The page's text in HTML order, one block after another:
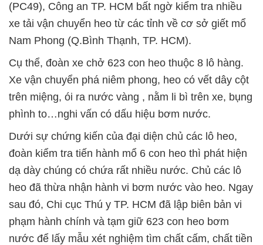
(PC49), Công an TP. HCM bất ngờ kiểm tra nhiều
xe tải vận chuyển heo từ các tỉnh về cơ sở giết mổ
Nam Phong (Q.Bình Thạnh, TP. HCM).
Cụ thể, đoàn xe chở 623 con heo thuộc 8 lô hàng.
Xe vận chuyển phá niêm phong, heo có vết dây cột
trên miệng, ói ra nước vàng , nằm li bì trên xe, bụng
phình to…nghi vấn có dấu hiệu bơm nước.
Dưới sự chứng kiến của đại diện chủ các lô heo,
đoàn kiểm tra tiến hành mổ 6 con heo thì phát hiện
dạ dày chúng có chứa rất nhiều nước. Chủ các lô
heo đã thừa nhận hành vi bơm nước vào heo. Ngay
sau đó, Chi cục Thú y TP. HCM đã lập biên bản vi
phạm hành chính và tạm giữ 623 con heo bơm
nước để lấy mẫu xét nghiệm tìm chất cấm, chất tiền